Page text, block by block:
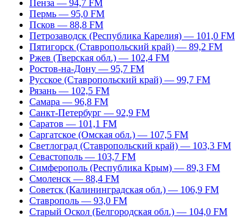
Пенза — 94,7 FM
Пермь — 95,0 FM
Псков — 88,8 FM
Петрозаводск (Республика Карелия) — 101,0 FM
Пятигорск (Ставропольский край) — 89,2 FM
Ржев (Тверская обл.) — 102,4 FM
Ростов-на-Дону — 95,7 FM
Русское (Ставропольский край) — 99,7 FM
Рязань — 102,5 FM
Самара — 96,8 FM
Санкт-Петербург — 92,9 FM
Саратов — 101,1 FM
Саргатское (Омская обл.) — 107,5 FM
Светлоград (Ставропольский край) — 103,3 FM
Севастополь — 103,7 FM
Симферополь (Республика Крым) — 89,3 FM
Смоленск — 88,4 FM
Советск (Калининградская обл.) — 106,9 FM
Ставрополь — 93,0 FM
Старый Оскол (Белгородская обл.) — 104,0 FM